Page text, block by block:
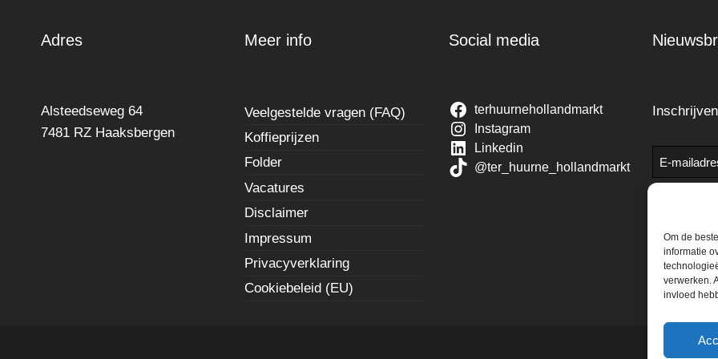
Om de
informatie
verwerken.
invloed
Adres
Alsteedseweg 64
7481 RZ Haaksbergen
Meer info
Veelgestelde vragen (FAQ)
Koffieprijzen
Folder
Vacatures
Disclaimer
Impressum
Privacyverklaring
Cookiebeleid (EU)
Social media
terhuurnehollandmarkt
Instagram
Linkedin
@ter_huurne_hollandmarkt
E-
mailadres